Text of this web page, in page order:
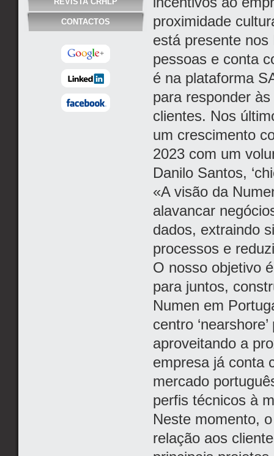
CONTACTOS
proximidade
está presente
pessoas e conta
é na plataforma
para responder
clientes. Nos
um crescimento
2023 com um
Danilo Santos,
«A visão da
alavancar
dados, extraindo
processos e
O nosso objetivo
para juntos,
Numen em
centro
aproveitando a
empresa já conta
mercado
perfis técnicos à
Neste momento,
relação aos